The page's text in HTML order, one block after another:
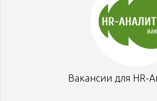
Вакансии для HR-